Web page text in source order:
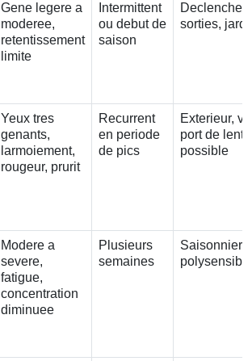
Gene legere a
moderee,
retentissement
limite
Intermittent
ou debut de
saison
Declenche
sorties,
Yeux tres
genants,
larmoiement,
rougeur, prurit
Recurrent
en periode
de pics
Exterieur,
port de
possible
Modere a
severe,
fatigue,
concentration
diminuee
Plusieurs
semaines
Saisonnier,